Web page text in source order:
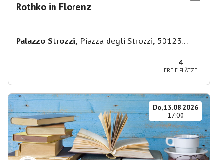
Rothko in Florenz
Palazzo Strozzi, Piazza degli Strozzi, 50123
4
FREIE PLÄTZE
Do, 13.08.2026
17:00